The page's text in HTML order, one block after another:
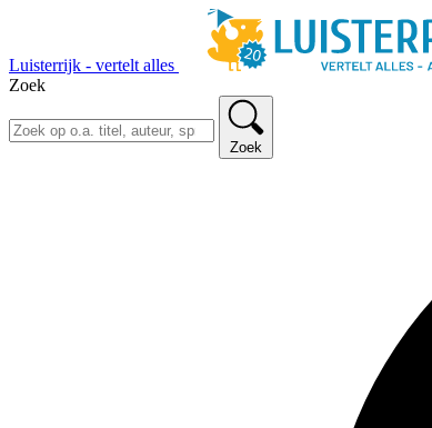
Luisterrijk - vertelt alles
Zoek
Zoek